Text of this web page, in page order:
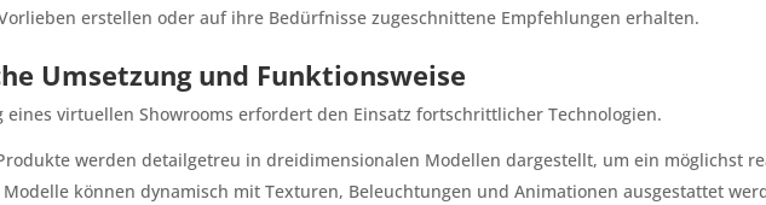
erstellen oder auf ihre Bedürfnisse zugeschnittene Empfehlungen erhalten.
Umsetzung und Funktionsweise
eines virtuellen Showrooms erfordert den Einsatz fortschrittlicher Technologien.
werden detailgetreu in dreidimensionalen Modellen dargestellt, um ein möglichst
können dynamisch mit Texturen, Beleuchtungen und Animationen ausgestattet